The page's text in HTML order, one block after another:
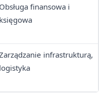
Obsługa finansowa i
księgowa
infrastrukturą,
logistyka